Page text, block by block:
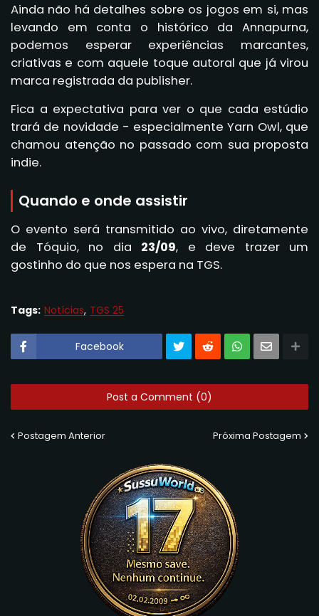
Ainda não há detalhes sobre os jogos em si, mas
levando em conta o histórico da Annapurna,
podemos esperar experiências marcantes,
criativas e com aquele toque autoral que já virou
marca registrada da publisher.
Fica a expectativa para ver o que cada estúdio
trará de novidade - especialmente Yarn Owl, que
chamou atenção no passado com sua proposta
indie.
Quando e onde assistir
O evento será transmitido ao vivo, diretamente
de Tóquio, no dia 23/09, e deve trazer um
gostinho do que nos espera na TGS.
Tags: Notícias TGS 25
Facebook
Post a Comment (0)
Postagem Anterior Próxima Postagem